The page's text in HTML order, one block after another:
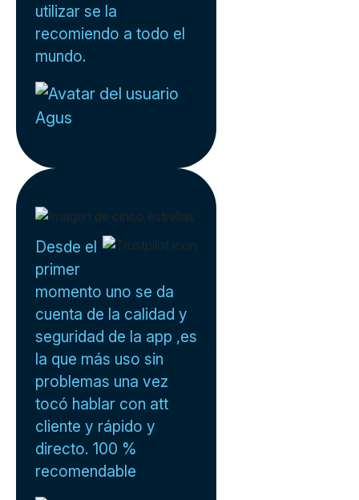
utilizar se la
recomiendo a todo el
mundo.
Agus
Desde el
primer
momento uno se da
cuenta de la calidad y
seguridad de la app ,es
la que más uso sin
problemas una vez
tocó hablar con att
cliente y rápido y
directo. 100 %
recomendable